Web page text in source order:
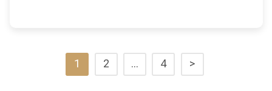
1 2 … 4 >